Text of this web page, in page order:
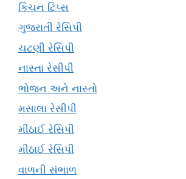
કિચન ટિપ્સ
ગુજરાતી રેસિપી
ચટણી રેસિપી
નાસ્તા રેસીપી
ભોજન અને નાસ્તો
મસાલા રેસીપી
મીઠાઈ રેસિપી
મીઠાઈ રેસિપી
વાળની સંભાળ